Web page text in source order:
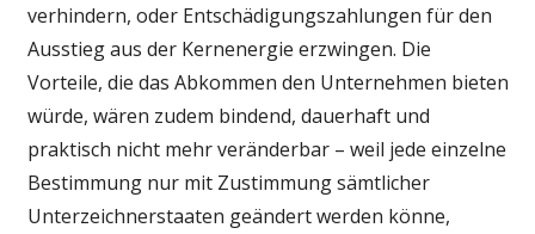
verhindern, oder Entschädigungszahlungen für den
Ausstieg aus der Kernenergie erzwingen. Die
Vorteile, die das Abkommen den Unternehmen bieten
würde, wären zudem bindend, dauerhaft und
praktisch nicht mehr veränderbar – weil jede einzelne
Bestimmung nur mit Zustimmung sämtlicher
Unterzeichnerstaaten geändert werden könne,